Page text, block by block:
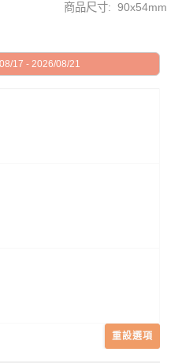
商品尺寸: 90x54mm
17 - 2026/08/21
重設選項